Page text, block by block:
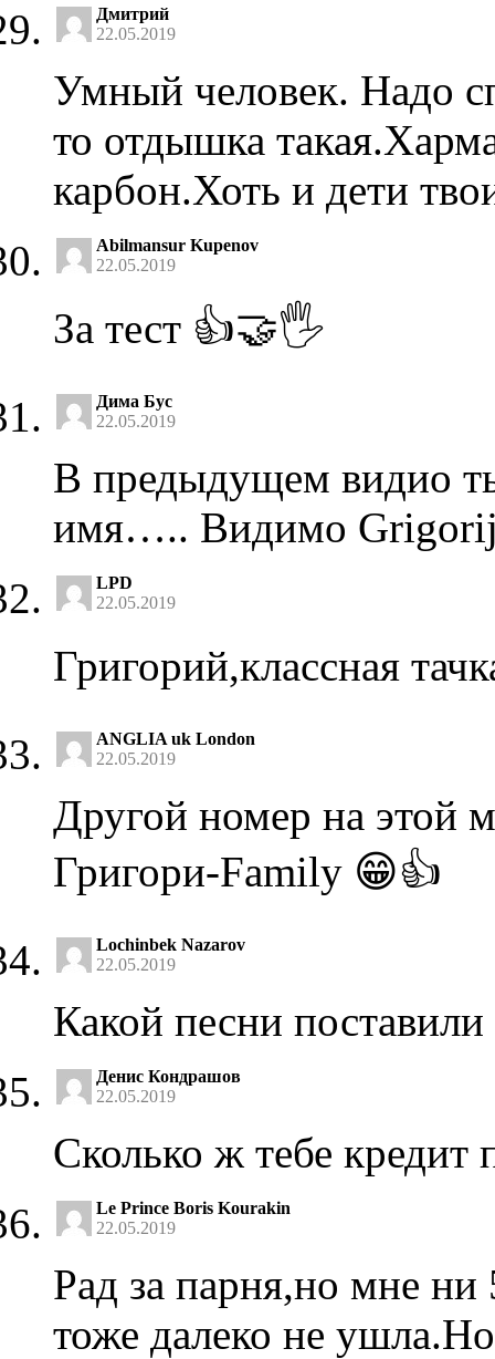
Дмитрий
22.05.2019
Умный человек. Надо
то отдышка
карбон.Хоть и дети
Abilmansur Kupenov
22.05.2019
За тест 👍🤝🖐️
Дима Бус
22.05.2019
В предыдущем видио
имя….. Видимо
LPD
22.05.2019
Григорий,классная
ANGLIA uk London
22.05.2019
Другой номер на этой
Григори-Family 😁👍
Lochinbek Nazarov
22.05.2019
Какой песни
Денис Кондрашов
22.05.2019
Сколько ж тебе кредит
Le Prince Boris Kourakin
22.05.2019
Рад за парня,но мне
тоже далеко не